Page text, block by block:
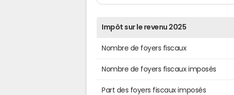
Impôt sur le revenu 2025
Nombre de foyers fiscaux
Nombre de foyers fiscaux imposés
Part des foyers fiscaux imposés